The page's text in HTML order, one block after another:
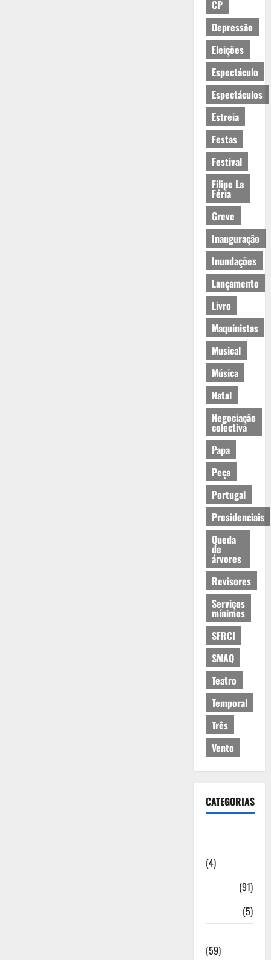
CP
Depressão
Eleições
Espectáculo
Espectáculos
Estreia
Festas
Festival
Filipe La
Féria
Greve
Inauguração
Inundações
Lançamento
Livro
Maquinistas
Musical
Música
Natal
Negociação
colectiva
Papa
Peça
Portugal
Presidenciais
Queda
de
árvores
Revisores
Serviços
mínimos
SFRCI
SMAQ
Teatro
Temporal
Três
Vento
CATEGORIAS
(4)
(91)
(5)
(59)